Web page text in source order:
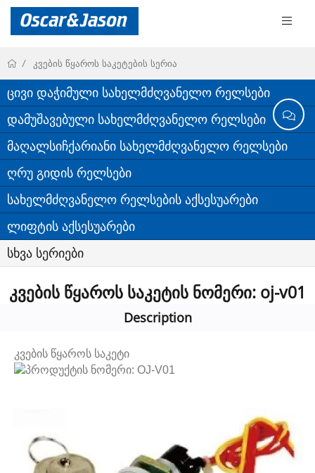
კვების წყაროს საკეტების სერია
ცივი დაჭიმული სახელმძღვანელო რელსები
დამუშავებული სახელმძღვანელო რელსები
მაღალსიჩქარიანი სახელმძღვანელო რელსები
ღრუ გიდის რელსები
სახელმძღვანელო რელსების აქსესუარები
ლიფტის აქსესუარები
სხვა სერიები
კვების წყაროს საკეტის ნომერი: oj-v01
Description
კვების წყაროს საკეტი
პროდუქტის ნომერი: OJ-V01